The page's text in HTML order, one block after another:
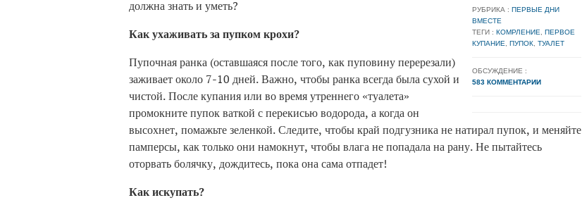
РУБРИКА : ПЕРВЫЕ ДНИ
ВМЕСТЕ
ТЕГИ : КОМРЛЕНИЕ
ПЕРВОЕ
КУПАНИЕ
ПУПОК ТУАЛЕТ
ОБСУЖДЕНИЕ :
583 КОММЕНТАРИИ
должна знать и уметь?
Как ухаживать за пупком крохи?
Пупочная ранка (оставшаяся после того, как пуповину перерезали)
заживает около 7-10 дней. Важно, чтобы ранка всегда была сухой и
чистой. После купания или во время утреннего «туалета»
промокните пупок ваткой с перекисью водорода, а когда он
высохнет, помажьте зеленкой. Следите, чтобы край подгузника не натирал пупок, и меняйте
памперсы, как только они намокнут, чтобы влага не попадала на рану. Не пытайтесь
оторвать болячку, дождитесь, пока она сама отпадет!
Как искупать?